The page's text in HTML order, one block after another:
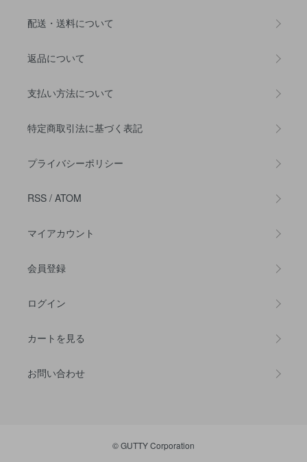
配送・送料について
返品について
支払い方法について
特定商取引法に基づく表記
プライバシーポリシー
RSS / ATOM
マイアカウント
会員登録
ログイン
カートを見る
お問い合わせ
© GUTTY Corporation